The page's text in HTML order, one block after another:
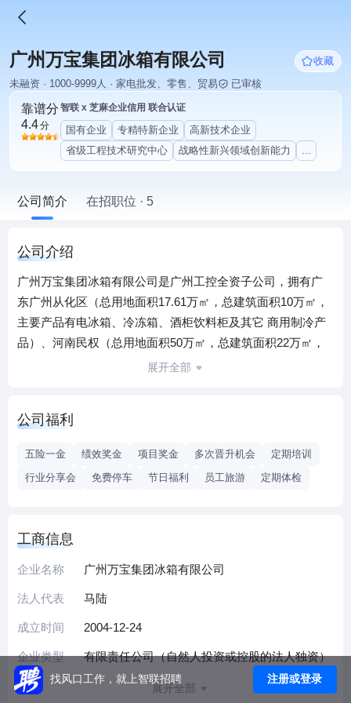
广州万宝集团冰箱有限公司
收藏
未融资 · 1000-9999人 · 家电批发、零售、贸易
已审核
靠谱分
4.4分
智联 x 芝麻企业信用 联合认证
国有企业 专精特新企业
高新技术企业
省级工程技术研究中心
战略性新兴领域创新能力 ...
公司简介 在招职位 · 5
公司介绍
广州万宝集团冰箱有限公司是广州工控全资子公司，拥有广
东广州从化区（总用地面积17.61万㎡，总建筑面积10万㎡，
主要产品有电冰箱、冷冻箱、酒柜饮料柜及其它 商用制冷产
品）、河南民权（总用地面积50万㎡，总建筑面积22万㎡，
主要产品有冷柜和大容积电冰箱）、广东梅州（总用地面积
有8条国内先进技术水平的冰箱生产线，年产能力490万台。
多年电冰箱制造的技术底蕴，产品涵盖直冷、风冷式冷藏
了CCC、ISO9000及国家质量相关的认证，生产的优质产品
在立足中国国内市场的基础上，出口到美国、加拿大、日
地区。
公司被认定为广东省工程技术研究开发中心，全国售后服务
行业十佳单位，获得标准化良好行为企业AAAA级证书，被认
定为高新技术企业和广州市企业研究开发机构。先后被评
为“中国电冰箱行业科技创新·质量创优·消费者放心品牌”，“最
展开全部
公司福利
五险一金 绩效奖金 项目奖金 多次晋升机会
定期培训
行业分享会
免费停车 节日福利 员工旅游 定期体检
工商信息
企业名称 广州万宝集团冰箱有限公司
法人代表 马陆
成立时间 2004-12-24
企业类型 有限责任公司（自然人投资或控股的法人独资）
展开全部
找风口工作，就上智联招聘 注册或登录